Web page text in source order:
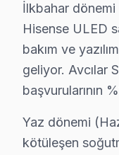
Güç kartı → 350
LED/backlight →
Avcılar'de
Avcılar
Hisense TV
Avcılar'de
İlkbahar
Hisense ULED
bakım ve
geliyor. Avcılar
başvurularının
Yaz dönemi
kötüleşen